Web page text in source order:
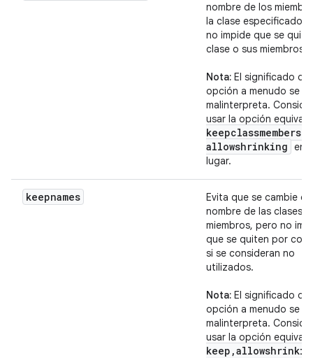
nombre de los
la clase
no impide que se quite
clase o sus miembros.
Nota: El significado de
opción a menudo se
malinterpreta.
usar la opción
keepclassmembers
allowshrinking en
lugar.
keepnames
Evita que se cambie el
nombre de las clases y
miembros, pero no
que se quiten por
si se consideran no
utilizados.
Nota: El significado de
opción a menudo se
malinterpreta.
usar la opción
keep ,